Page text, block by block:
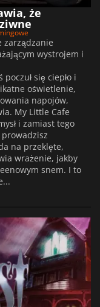
że
zarządzanie
wystrojem i
się ciepło i
oświetlenie,
napojów,
My Little Cafe
i zamiast tego
na przeklęte,
wrażenie, jakby
snem. I to